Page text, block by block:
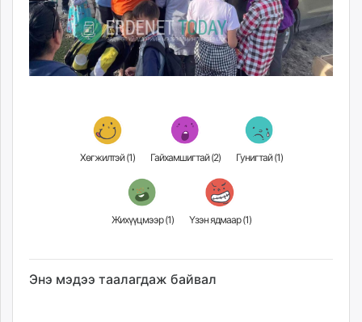
Хөгжилтэй (1) Гайхамшигтай (2) Гунигтай (1)
Жихүүцмээр (1) Үзэн ядмаар (1)
Энэ мэдээ таалагдаж байвал